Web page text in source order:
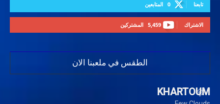
0 المتابعين تابعنا
5,459 المشتركين الاشتراك
الطقس في ملعبنا الان
KHARTOUM